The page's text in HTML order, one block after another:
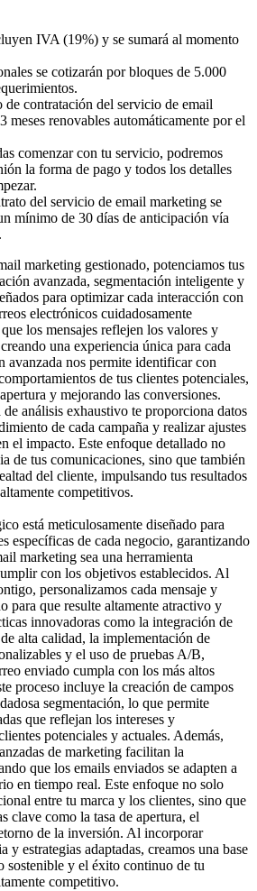
IVA (19%) y se sumará al momento
se cotizarán por bloques de 5.000
contratación del servicio de email
meses renovables automáticamente por el
comenzar con tu servicio, podremos
la forma de pago y todos los detalles
del servicio de email marketing se
mínimo de 30 días de anticipación vía
marketing gestionado, potenciamos tus
avanzada, segmentación inteligente y
para optimizar cada interacción con
electrónicos cuidadosamente
los mensajes reflejen los valores y
una experiencia única para cada
avanzada nos permite identificar con
de tus clientes potenciales,
y mejorando las conversiones.
de análisis exhaustivo te proporciona datos
de cada campaña y realizar ajustes
el impacto. Este enfoque detallado no
de tus comunicaciones, sino que también
del cliente, impulsando tus resultados
competitivos.
está meticulosamente diseñado para
específicas de cada negocio, garantizando
marketing sea una herramienta
con los objetivos establecidos. Al
personalizamos cada mensaje y
para que resulte altamente atractivo y
innovadoras como la integración de
alta calidad, la implementación de
y el uso de pruebas A/B,
enviado cumpla con los más altos
proceso incluye la creación de campos
segmentación, lo que permite
que reflejan los intereses y
potenciales y actuales. Además,
de marketing facilitan la
que los emails enviados se adapten a
en tiempo real. Este enfoque no solo
entre tu marca y los clientes, sino que
clave como la tasa de apertura, el
de la inversión. Al incorporar
y estrategias adaptadas, creamos una base
sostenible y el éxito continuo de tu
competitivo.